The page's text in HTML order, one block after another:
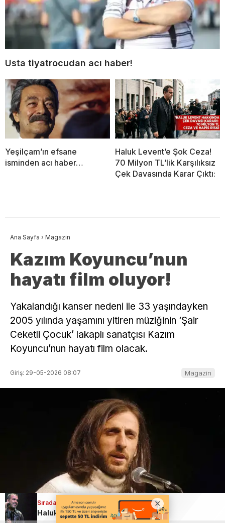
Usta tiyatrocudan acı haber!
Yeşilçam’ın efsane
isminden acı haber…
Haluk Levent’e Şok Ceza!
70 Milyon TL’lik Karşılıksız
Çek Davasında Karar Çıktı:
Ana Sayfa › Magazin
Kazım Koyuncu’nun
hayatı film oluyor!
Yakalandığı kanser nedeni ile 33 yaşındayken
2005 yılında yaşamını yitiren müziğinin ‘Şair
Ceketli Çocuk’ lakaplı sanatçısı Kazım
Koyuncu’nun hayatı film olacak.
Giriş: 29-05-2026 08:07 Magazin
Sıradaki Haber
Haluk Levent yoğun bakıma alındı